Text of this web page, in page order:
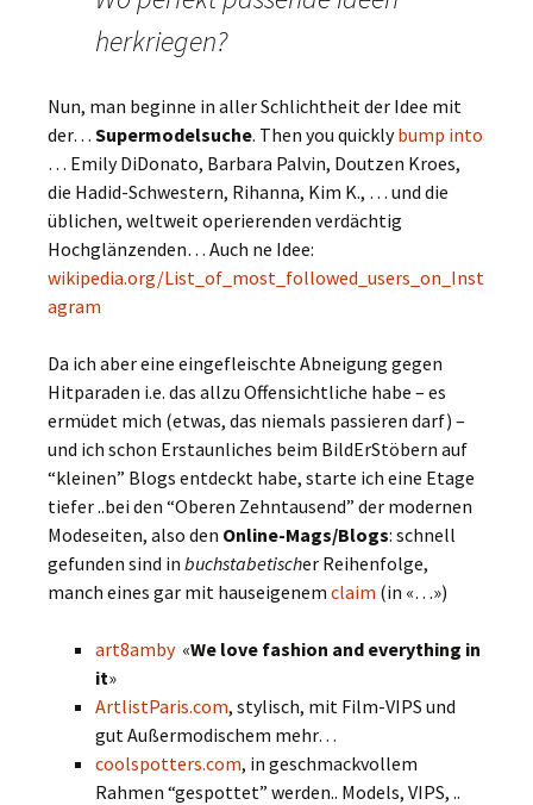
herkriegen?
Nun, man beginne in aller Schlichtheit der Idee mit
der… Supermodelsuche. Then you quicklybump into
… Emily DiDonato, Barbara Palvin, Doutzen Kroes,
die Hadid-Schwestern, Rihanna, Kim K., … und die
üblichen, weltweit operierenden verdächtig
Hochglänzenden… Auch ne Idee:
wikipedia.org/List_of_most_followed_users_on_Inst
agram
Da ich aber eine eingefleischte Abneigung gegen
Hitparaden i.e. das allzu Offensichtliche habe – es
ermüdet mich (etwas, das niemals passieren darf) –
und ich schon Erstaunliches beim BildErStöbern auf
“kleinen” Blogs entdeckt habe, starte ich eine Etage
tiefer ..bei den “Oberen Zehntausend” der modernen
Modeseiten, also den Online-Mags/Blogs: schnell
gefunden sind in buchstabetischer Reihenfolge,
manch eines gar mit hauseigenem claim (in «…»)
art8amby«We love fashion and everything in
it»
ArtlistParis.com, stylisch, mit Film-VIPS und
gut Außermodischem mehr…
coolspotters.com, in geschmackvollem
Rahmen “gespottet” werden.. Models, VIPS, ..